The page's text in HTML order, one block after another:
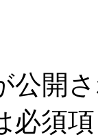
公開
必須